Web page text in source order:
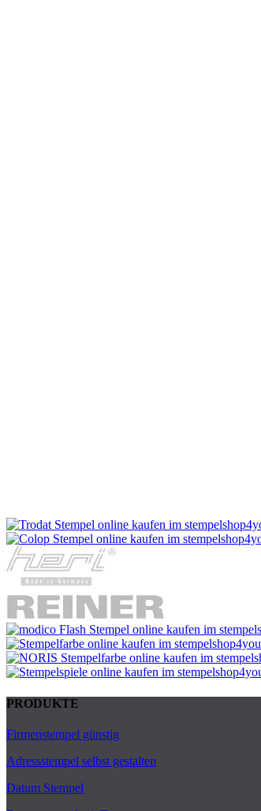
PRODUKTE
Firmenstempel günstig
Adressstempel selbst gestalten
Datum Stempel